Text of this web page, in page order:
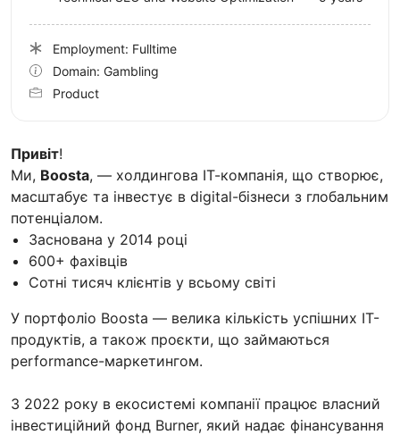
Привіт!
Ми, Boosta, — холдингова ІТ-компанія, що створює,
масштабує та інвестує в digital-бізнеси з глобальним
потенціалом.
Заснована у 2014 році
600+ фахівців
Сотні тисяч клієнтів у всьому світі
У портфоліо Boosta — велика кількість успішних IT-
продуктів, а також проєкти, що займаються
performance-маркетингом.
З 2022 року в екосистемі компанії працює власний
інвестиційний фонд Burner, який надає фінансування
Employment: Fulltime
Domain: Gambling
Product